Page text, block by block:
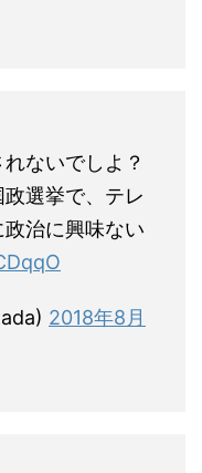
ないでしよ？
選挙で、テレ
治に興味ない
2018年8月